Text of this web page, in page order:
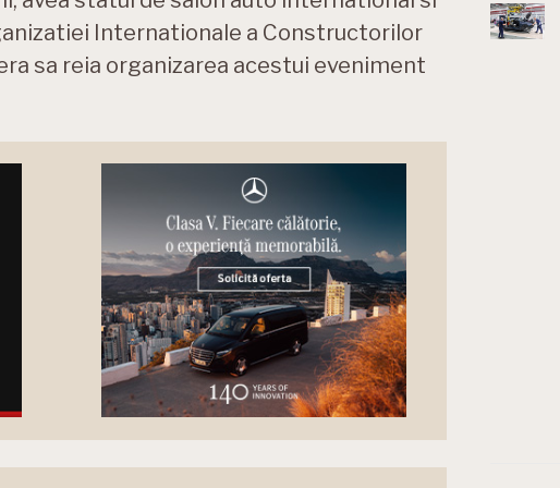
Internationale a Constructorilor
sa reia organizarea acestui eveniment